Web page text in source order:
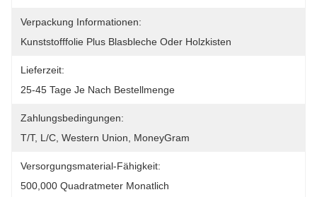
Verpackung Informationen:
Kunststofffolie Plus Blasbleche Oder Holzkisten
Lieferzeit:
25-45 Tage Je Nach Bestellmenge
Zahlungsbedingungen:
T/T, L/C, Western Union, MoneyGram
Versorgungsmaterial-Fähigkeit:
500,000 Quadratmeter Monatlich